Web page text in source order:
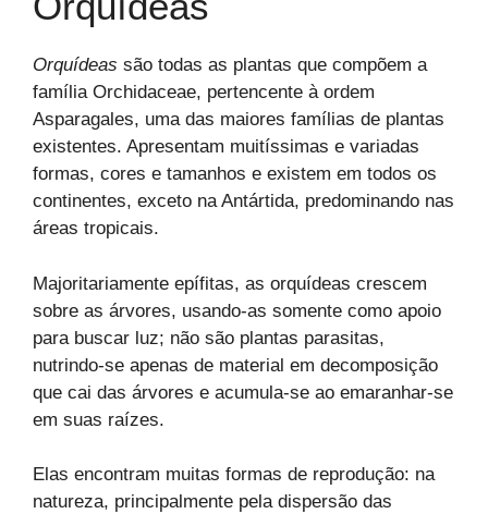
Orquídeas são todas as plantas que compõem a
família Orchidaceae, pertencente à ordem
Asparagales, uma das maiores famílias de plantas
existentes. Apresentam muitíssimas e variadas
formas, cores e tamanhos e existem em todos os
continentes, exceto na Antártida, predominando nas
áreas tropicais.
Majoritariamente epífitas, as orquídeas crescem
sobre as árvores, usando-as somente como apoio
para buscar luz; não são plantas parasitas,
nutrindo-se apenas de material em decomposição
que cai das árvores e acumula-se ao emaranhar-se
em suas raízes.
Elas encontram muitas formas de reprodução: na
natureza, principalmente pela dispersão das